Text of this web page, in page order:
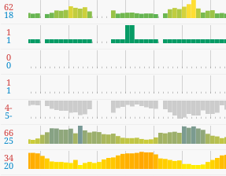
62
18
1
0
0
1
66
25
34
20